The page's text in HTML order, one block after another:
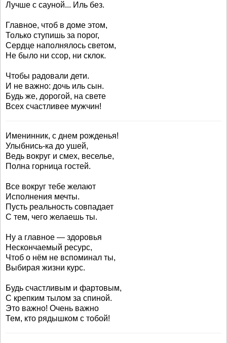
Лучше с сауной... Иль без.
Главное, чтоб в доме этом,
Только ступишь за порог,
Сердце наполнялось светом,
Не было ни ссор, ни склок.
Чтобы радовали дети.
И не важно: дочь иль сын.
Будь же, дорогой, на свете
Всех счастливее мужчин!
Именинник, с днем рожденья!
Улыбнись-ка до ушей,
Ведь вокруг и смех, веселье,
Полна горница гостей.
Все вокруг тебе желают
Исполнения мечты.
Пусть реальность совпадает
С тем, чего желаешь ты.
Ну а главное — здоровья
Нескончаемый ресурс,
Чтоб о нём не вспоминал ты,
Выбирая жизни курс.
Будь счастливым и фартовым,
С крепким тылом за спиной.
Это важно! Очень важно
Тем, кто рядышком с тобой!